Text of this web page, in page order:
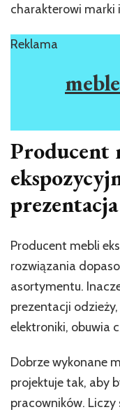
charakterowi marki
Reklama
Producent
Producent mebli
rozwiązania
asortymentu.
prezentacji
elektroniki, obuwia
Dobrze wykonane
projektuje tak, aby
pracowników. Liczy